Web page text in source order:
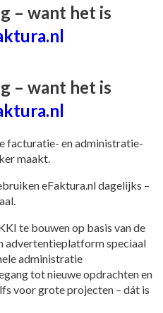
– want het is
– want het is
facturatie- en administratie-
maakt.
eFaktura.nl dagelijks –
te bouwen op basis van de
advertentieplatform speciaal
administratie
tot nieuwe opdrachten en
voor grote projecten – dát is